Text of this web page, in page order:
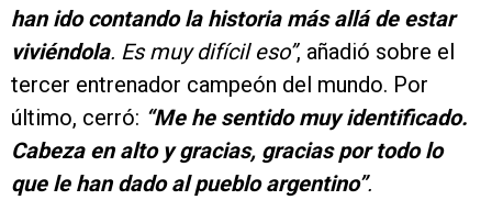
han ido contando la historia más allá de estar
viviéndola. Es muy difícil eso”, añadió sobre el
tercer entrenador campeón del mundo. Por
último, cerró: “Me he sentido muy identificado.
Cabeza en alto y gracias, gracias por todo lo
que le han dado al pueblo argentino”.